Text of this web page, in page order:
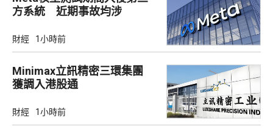
方系統 近期事故均涉
財經 1小時前
Minimax立訊精密三環集團
獲調入港股通
財經 1小時前